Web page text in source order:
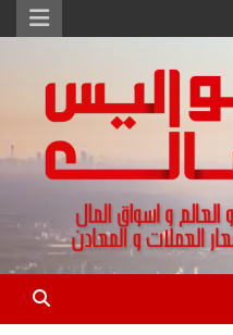
اسواق المال و العملات